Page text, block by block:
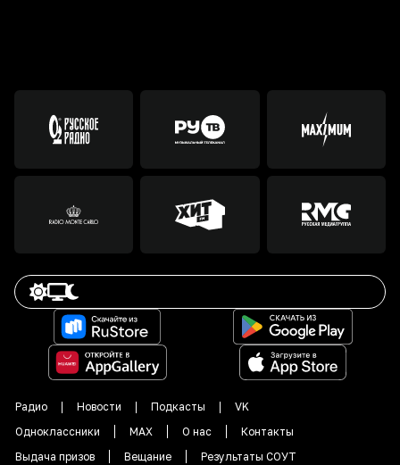
Радио Новости Подкасты
VK
Одноклассники
MAX О нас
Контакты
Выдача призов
Вещание Результаты СОУТ